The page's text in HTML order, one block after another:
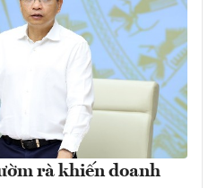
rà khiến doanh